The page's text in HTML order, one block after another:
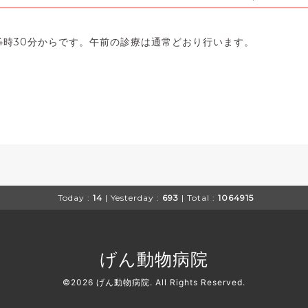
30分からです。午前の診療は通常どおり行います。
Today : 14 | Yesterday : 693 | Total : 1064915
げん動物病院
©2026 げん動物病院. All Rights Reserved.